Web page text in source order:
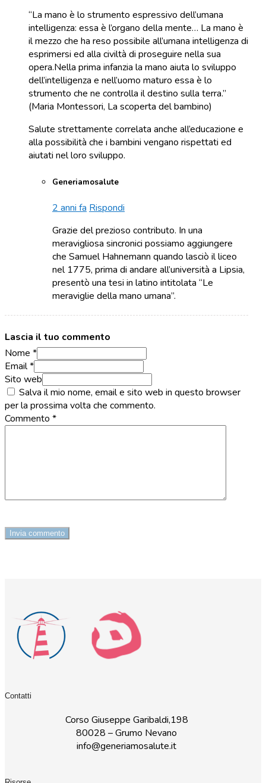
“La mano è lo strumento espressivo dell’umana
intelligenza: essa è l’organo della mente… La mano è
il mezzo che ha reso possibile all’umana intelligenza di
esprimersi ed alla civiltà di proseguire nella sua
opera.Nella prima infanzia la mano aiuta lo sviluppo
dell’intelligenza e nell’uomo maturo essa è lo
strumento che ne controlla il destino sulla terra.”
(Maria Montessori, La scoperta del bambino)
Salute strettamente correlata anche all’educazione e
alla possibilità che i bambini vengano rispettati ed
aiutati nel loro sviluppo.
Generiamosalute
2 anni fa Rispondi
Grazie del prezioso contributo. In una
meravigliosa sincronici possiamo aggiungere
che Samuel Hahnemann quando lasciò il liceo
nel 1775, prima di andare all’università a Lipsia,
presentò una tesi in latino intitolata “Le
meraviglie della mano umana”.
Lascia il tuo commento
Nome *
Email *
Sito web
Salva il mio nome, email e sito web in questo browser
per la prossima volta che commento.
Commento *
Contatti
Corso Giuseppe Garibaldi,198
80028 – Grumo Nevano
info@generiamosalute.it